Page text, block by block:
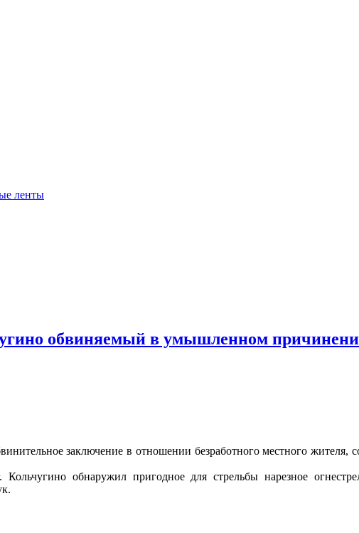
ленты
обвиняемый в умышленном
заключение в отношении безработного местного
обнаружил пригодное для стрельбы нарезное